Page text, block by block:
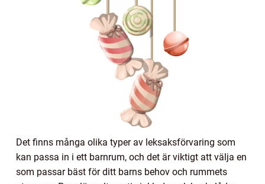
Det finns många olika typer av leksaksförvaring som
kan passa in i ett barnrum, och det är viktigt att välja en
som passar bäst för ditt barns behov och rummets